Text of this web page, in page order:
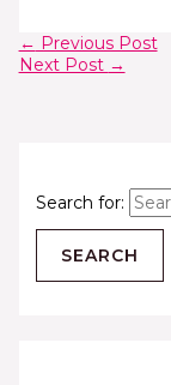
Search for:
← Previous Post
Next Post →